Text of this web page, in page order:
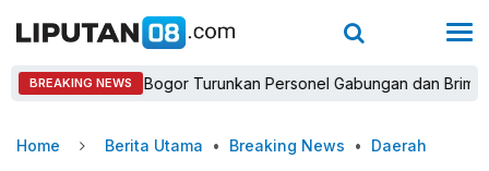
BREAKING NEWS
Kapolres Bogor Turunkan Personel Gabungan dan Brimob,
Home Berita Utama • Breaking News • Daerah